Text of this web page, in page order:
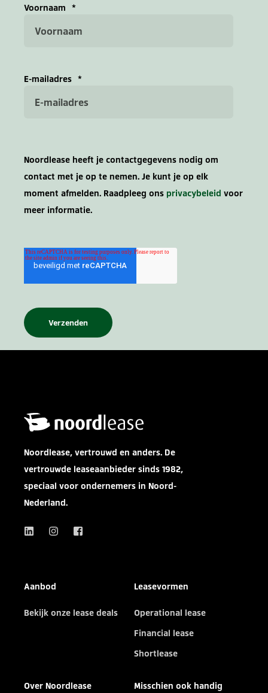
Voornaam *
E-mailadres *
Noordlease heeft je contactgegevens nodig om
contact met je op te nemen. Je kunt je op elk
moment afmelden. Raadpleeg ons privacybeleid voor
meer informatie.
Noordlease, vertrouwd en anders. De
vertrouwde leaseaanbieder sinds 1982,
speciaal voor ondernemers in Noord-
Nederland.
Aanbod
Bekijk onze lease deals
Leasevormen
Operational lease
Financial lease
Shortlease
Over Noordlease Misschien ook handig